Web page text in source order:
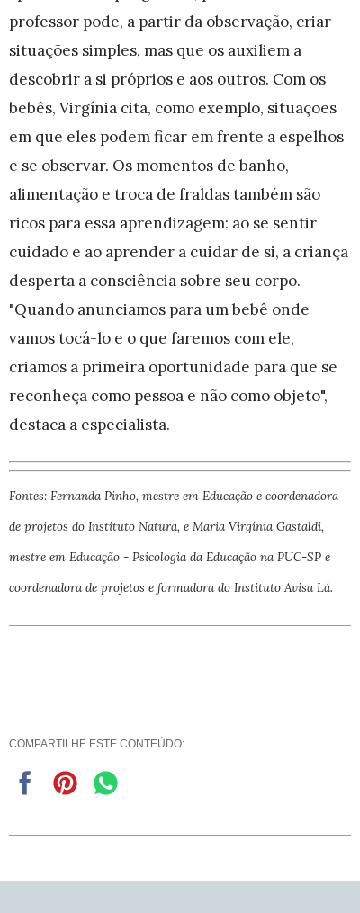
professor pode, a partir da observação, criar
situações simples, mas que os auxiliem a
descobrir a si próprios e aos outros. Com os
bebês, Virgínia cita, como exemplo, situações
em que eles podem ficar em frente a espelhos
e se observar. Os momentos de banho,
alimentação e troca de fraldas também são
ricos para essa aprendizagem: ao se sentir
cuidado e ao aprender a cuidar de si, a criança
desperta a consciência sobre seu corpo.
"Quando anunciamos para um bebê onde
vamos tocá-lo e o que faremos com ele,
criamos a primeira oportunidade para que se
reconheça como pessoa e não como objeto",
destaca a especialista.
Fontes: Fernanda Pinho, mestre em Educação e coordenadora
de projetos do Instituto Natura, e Maria Virgínia Gastaldi,
mestre em Educação - Psicologia da Educação na PUC-SP e
coordenadora de projetos e formadora do Instituto Avisa Lá.
COMPARTILHE ESTE CONTEÚDO: